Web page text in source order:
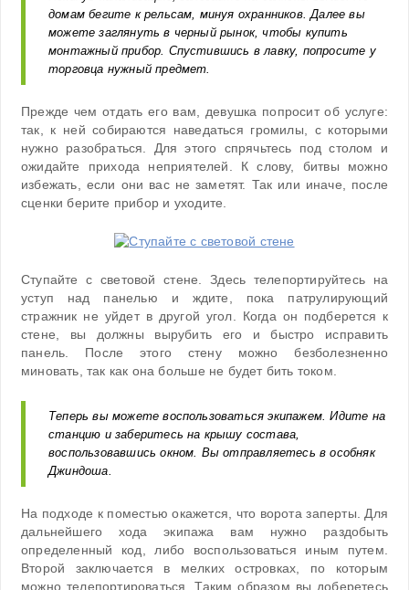
домам бегите к рельсам, минуя охранников. Далее вы
можете заглянуть в черный рынок, чтобы купить
монтажный прибор. Спустившись в лавку, попросите у
торговца нужный предмет.
Прежде чем отдать его вам, девушка попросит об услуге:
так, к ней собираются наведаться громилы, с которыми
нужно разобраться. Для этого спрячьтесь под столом и
ожидайте прихода неприятелей. К слову, битвы можно
избежать, если они вас не заметят. Так или иначе, после
сценки берите прибор и уходите.
Ступайте с световой стене. Здесь телепортируйтесь на
уступ над панелью и ждите, пока патрулирующий
стражник не уйдет в другой угол. Когда он подберется к
стене, вы должны вырубить его и быстро исправить
панель. После этого стену можно безболезненно
миновать, так как она больше не будет бить током.
Теперь вы можете воспользоваться экипажем. Идите на
станцию и заберитесь на крышу состава,
воспользовавшись окном. Вы отправляетесь в особняк
Джиндоша.
На подходе к поместью окажется, что ворота заперты. Для
дальнейшего хода экипажа вам нужно раздобыть
определенный код, либо воспользоваться иным путем.
Второй заключается в мелких островках, по которым
можно телепортироваться. Таким образом вы доберетесь